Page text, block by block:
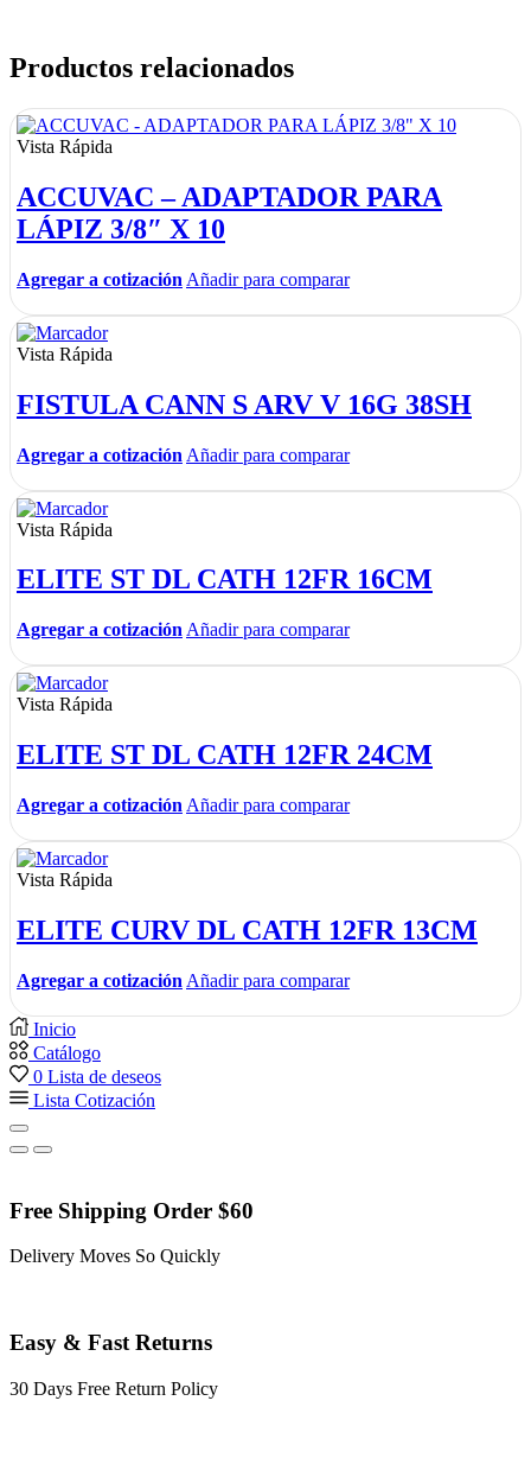
Productos relacionados
Vista Rápida
ACCUVAC – ADAPTADOR PARA
LÁPIZ 3/8″ X 10
Agregar a cotización Añadir para comparar
Vista Rápida
FISTULA CANN S ARV V 16G 38SH
Agregar a cotización Añadir para comparar
Vista Rápida
ELITE ST DL CATH 12FR 16CM
Agregar a cotización Añadir para comparar
Vista Rápida
ELITE ST DL CATH 12FR 24CM
Agregar a cotización Añadir para comparar
Vista Rápida
ELITE CURV DL CATH 12FR 13CM
Agregar a cotización Añadir para comparar
Inicio
Catálogo
0 Lista de deseos
Lista Cotización
Free Shipping Order $60
Delivery Moves So Quickly
Easy & Fast Returns
30 Days Free Return Policy